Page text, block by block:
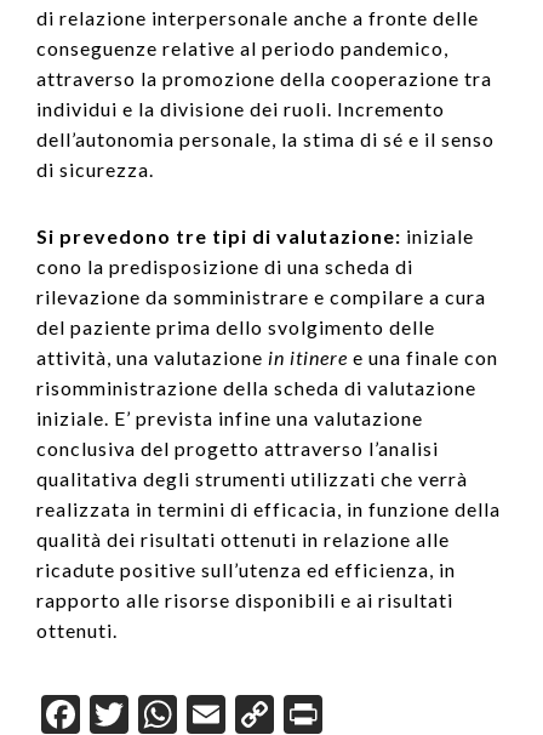
di relazione interpersonale anche a fronte delle
conseguenze relative al periodo pandemico,
attraverso la promozione della cooperazione tra
individui e la divisione dei ruoli. Incremento
dell’autonomia personale, la stima di sé e il senso
di sicurezza.
Si prevedono tre tipi di valutazione: iniziale
cono la predisposizione di una scheda di
rilevazione da somministrare e compilare a cura
del paziente prima dello svolgimento delle
attività, una valutazione in itinere e una finale con
risomministrazione della scheda di valutazione
iniziale. E’ prevista infine una valutazione
conclusiva del progetto attraverso l’analisi
qualitativa degli strumenti utilizzati che verrà
realizzata in termini di efficacia, in funzione della
qualità dei risultati ottenuti in relazione alle
ricadute positive sull’utenza ed efficienza, in
rapporto alle risorse disponibili e ai risultati
ottenuti.
F T W E C